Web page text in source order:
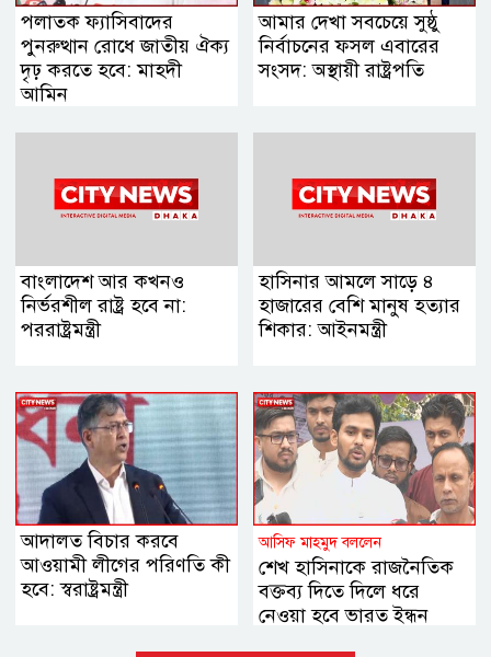
পলাতক ফ্যাসিবাদের
পুনরুত্থান রোধে জাতীয় ঐক্য
দৃঢ় করতে হবে: মাহদী
আমিন
আমার দেখা সবচেয়ে সুষ্ঠু
নির্বাচনের ফসল এবারের
সংসদ: অস্থায়ী রাষ্ট্রপতি
বাংলাদেশ আর কখনও
নির্ভরশীল রাষ্ট্র হবে না:
পররাষ্ট্রমন্ত্রী
হাসিনার আমলে সাড়ে ৪
হাজারের বেশি মানুষ হত্যার
শিকার: আইনমন্ত্রী
আদালত বিচার করবে
আওয়ামী লীগের পরিণতি কী
হবে: স্বরাষ্ট্রমন্ত্রী
আসিফ মাহমুদ বললেন
শেখ হাসিনাকে রাজনৈতিক
বক্তব্য দিতে দিলে ধরে
নেওয়া হবে ভারত ইন্ধন